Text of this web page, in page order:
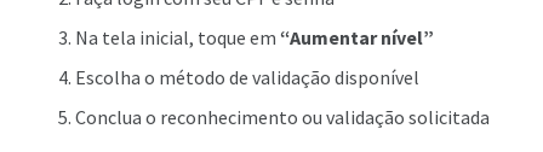
Na tela inicial, toque em “Aumentar nível”
Escolha o método de validação disponível
Conclua o reconhecimento ou validação solicitada